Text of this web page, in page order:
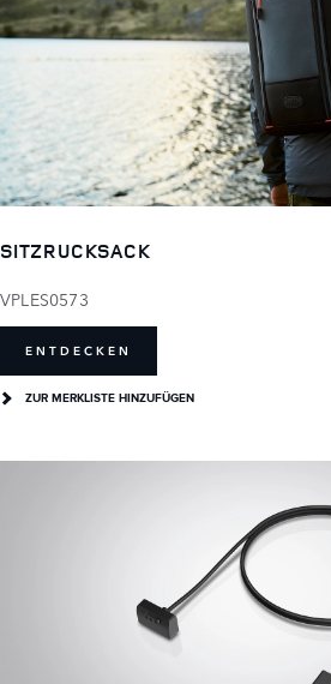
SITZRUCKSACK
VPLES0573
ENTDECKEN
ZUR MERKLISTE HINZUFÜGEN